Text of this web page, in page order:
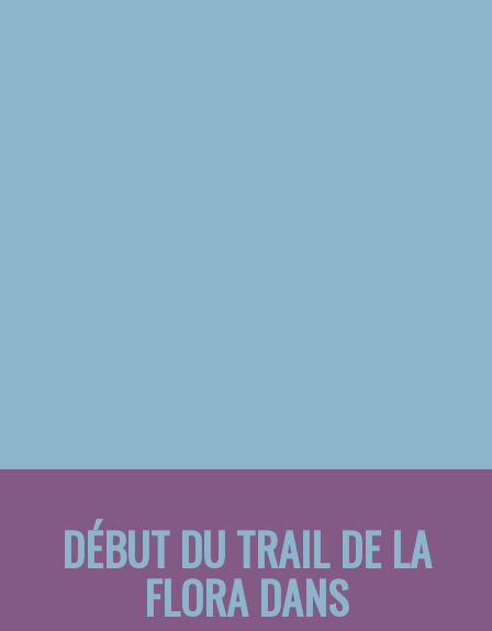
DÉBUT DU TRAIL DE LA
FLORA DANS